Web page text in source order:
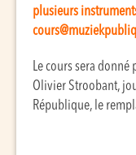
plusieurs
Le cours sera donné
Olivier Stroobant,
République, le